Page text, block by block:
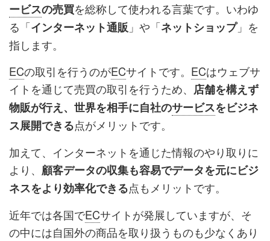
ービスの売買を総称して使われる言葉です。いわゆ
る「インターネット通販 」や「ネットショップ」を
指します。
ECの取引を行うのがECサイトです。 ECはウェブサ
イトを通じて売買の取引を行うため、 店舗を構えず
物販が行え、世界を相手に自社のサービスをビジネ
ス展開できる点がメリットです。
加えて、インターネットを通じた情報のやり取りに
より、 顧客データの収集も容易でデータを元にビジ
ネスをより効率化できる点もメリットです。
近年では各国でECサイトが発展していますが、そ
の中には自国外の商品を取り扱うものも少なくあり